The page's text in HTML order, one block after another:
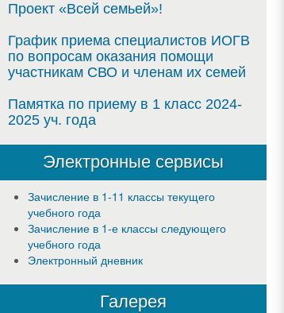
Проект «Всей семьей»!
График приема специалистов ИОГВ
по вопросам оказания помощи
участникам СВО и членам их семей
Памятка по приему в 1 класс 2024-
2025 уч. года
Электронные сервисы
Зачисление в 1-11 классы текущего
учебного года
Зачисление в 1-е классы следующего
учебного года
Электронный дневник
Галерея